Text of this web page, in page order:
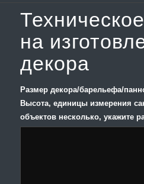
на
декора
Размер декора/барельефа/
Высота, единицы измерения
объектов несколько, укажите